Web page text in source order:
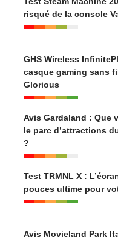
risqué de la console
GHS Wireless
casque gaming sans
Glorious
Avis Gardaland : Que
le parc d’attractions
?
Test TRMNL X :
pouces ultime pour
Avis Movieland Park